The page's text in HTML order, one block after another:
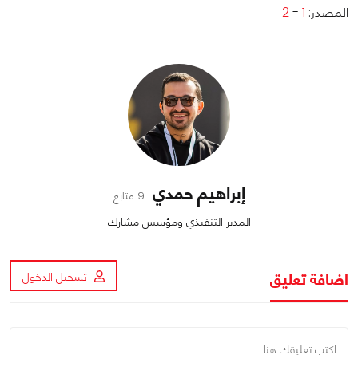
المصدر: -
إبراهيم حمدي 9 متابع
المدير التنفيذي ومؤسس مشارك
اضافة تعليق تسجيل الدخول